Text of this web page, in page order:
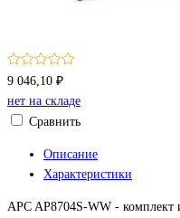
9 046,10 ₽
нет на складе
Сравнить
Описание
Характеристики
APC AP8704S-WW - комплект